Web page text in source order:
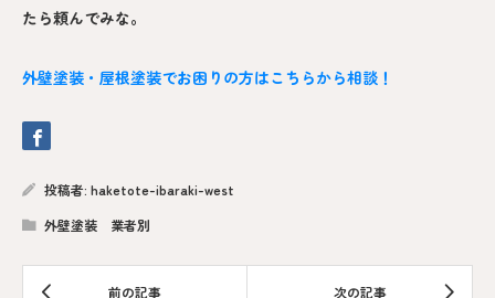
たら頼んでみな。
外壁塗装・屋根塗装でお困りの方はこちらから相談！
投稿者: haketote-ibaraki-west
外壁塗装 業者別